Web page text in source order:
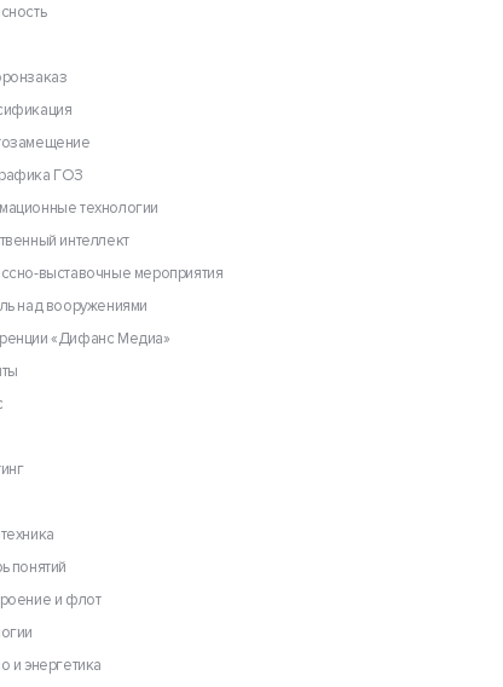
ГОЗ
технологии
интеллект
выставочные мероприятия
над вооружениями
«Дифанс Медиа»
понятий
и флот
и энергетика